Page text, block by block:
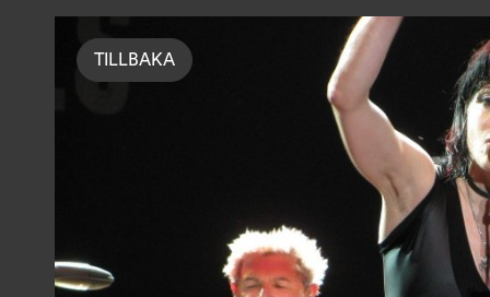
TILLBAKA